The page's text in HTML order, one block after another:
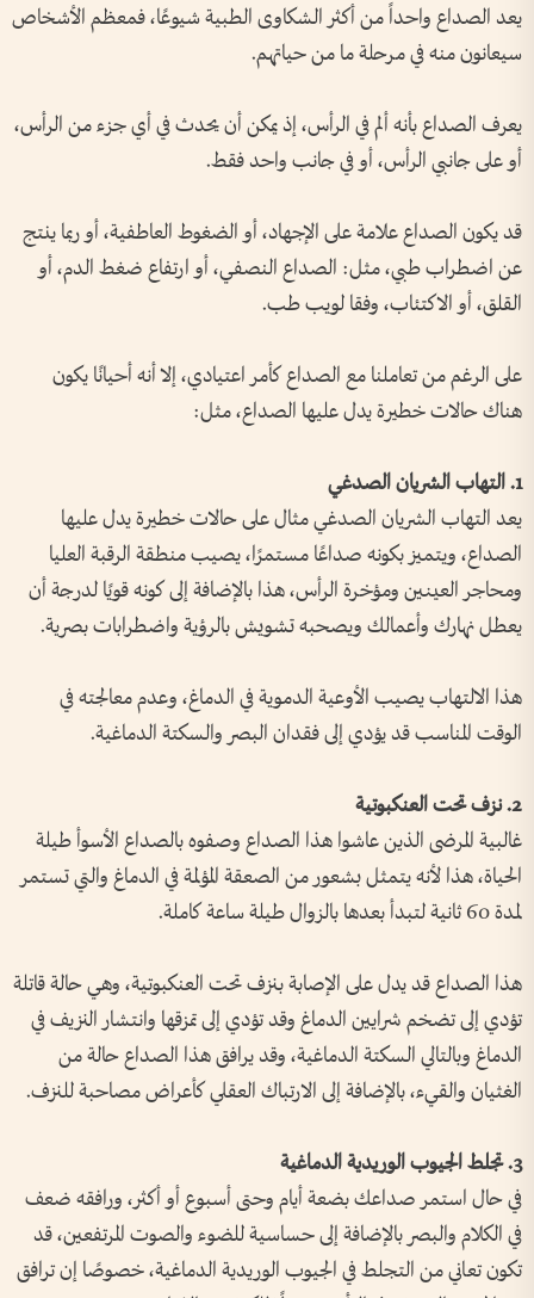
يعد الصداع واحداً من أكثر الشكاوى الطبية شيوعًا، فمعظم الأشخاص
سيعانون منه في مرحلة ما من حياتهم.
يعرف الصداع بأنه ألم في الرأس، إذ يمكن أن يحدث في أي جزء من الرأس،
أو على جانبي الرأس، أو في جانب واحد فقط.
قد يكون الصداع علامة على الإجهاد، أو الضغوط العاطفية، أو ربما ينتج
عن اضطراب طبي، مثل: الصداع النصفي، أو ارتفاع ضغط الدم، أو
القلق، أو الاكتئاب، وفقا لويب طب.
على الرغم من تعاملنا مع الصداع كأمر اعتيادي، إلا أنه أحيانًا يكون
هناك حالات خطيرة يدل عليها الصداع، مثل:
1. التهاب الشريان الصدغي
يعد التهاب الشريان الصدغي مثال على حالات خطيرة يدل عليها
الصداع، ويتميز بكونه صداعًا مستمرًا، يصيب منطقة الرقبة العليا
ومحاجر العينين ومؤخرة الرأس، هذا بالإضافة إلى كونه قويًا لدرجة أن
يعطل نهارك وأعمالك ويصحبه تشويش بالرؤية واضطرابات بصرية.
هذا الالتهاب يصيب الأوعية الدموية في الدماغ، وعدم معالجته في
الوقت المناسب قد يؤدي إلى فقدان البصر والسكتة الدماغية.
2. نزف تحت العنكبوتية
غالبية المرضى الذين عاشوا هذا الصداع وصفوه بالصداع الأسوأ طيلة
الحياة، هذا لأنه يتمثل بشعور من الصعقة المؤلمة في الدماغ والتي تستمر
لمدة 60 ثانية لتبدأ بعدها بالزوال طيلة ساعة كاملة.
هذا الصداع قد يدل على الإصابة بنزف تحت العنكبوتية، وهي حالة قاتلة
تؤدي إلى تضخم شرايين الدماغ وقد تؤدي إلى تمزقها وانتشار النزيف في
الدماغ وبالتالي السكتة الدماغية، وقد يرافق هذا الصداع حالة من
الغثيان والقيء، بالإضافة إلى الارتباك العقلي كأعراض مصاحبة للنزف.
3. تجلط الجيوب الوريدية الدماغية
في حال استمر صداعك بضعة أيام وحتى أسبوع أو أكثر، ورافقه ضعف
في الكلام والبصر بالإضافة إلى حساسية للضوء والصوت المرتفعين، قد
تكون تعاني من التجلط في الجيوب الوريدية الدماغية، خصوصًا إن ترافق